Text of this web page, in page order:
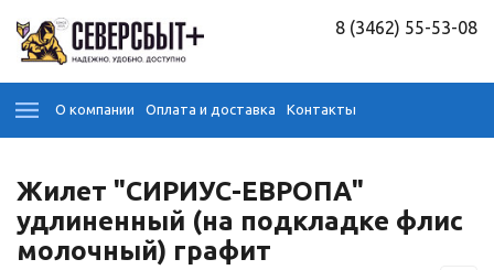
8 (3462) 55-53-08
О компании Оплата и доставка Контакты
Жилет "СИРИУС-ЕВРОПА"
удлиненный (на подкладке флис
молочный) графит